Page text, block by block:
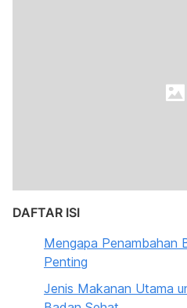
DAFTAR ISI
Mengapa Penambahan
Penting
Jenis Makanan Utama